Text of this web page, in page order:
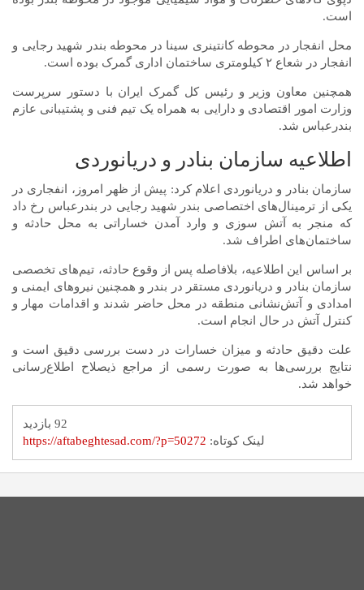
است.
محل انفجار در محوطه کانتینری سینا در محوطه بندر شهید رجایی و
انفجار در شعاع ۲ کیلومتری ساختمان اداری گمرک بوده است.
همچنین معاون وزیر و رئیس کل گمرک ایران با دستور سرپرست
وزارت امور اقتصادی و دارایی به همراه یک تیم فنی و پشتیبانی عازم
بندرعباس شد.
اطلاعیه سازمان بنادر و دریانوردی
سازمان بنادر و دریانوردی اعلام کرد: پیش از ظهر امروز، انفجاری در
یکی از ترمینال‌های اختصاصی بندر شهید رجایی در بندرعباس رخ داد
که منجر به آتش سوزی و وارد آمدن خساراتی به محل حادثه و
ساختمان‌های اطراف شد.
بر اساس این اطلاعیه، بلافاصله پس از وقوع حادثه، تیم‌های تخصصی
سازمان بنادر و دریانوردی مستقر در بندر و همچنین نیروهای ایمنی و
امدادی و آتش‌نشانی منطقه در محل حاضر شدند و اقدامات مهار و
کنترل آتش در حال انجام است.
علت دقیق حادثه و میزان خسارات در دست بررسی دقیق است و
نتایج بررسی‌ها به صورت رسمی از مراجع ذیصلاح اطلاع‌رسانی
خواهد شد.
92 بازدید
لینک کوتاه:https://aftabeghtesad.com/?p=50272